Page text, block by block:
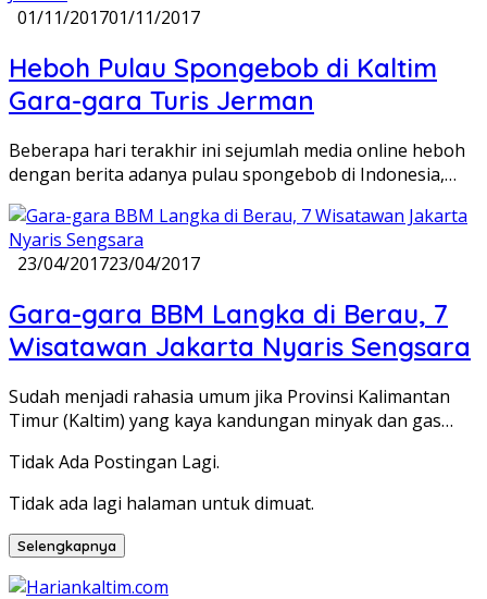
01/11/201701/11/2017
Heboh Pulau Spongebob di Kaltim
Gara-gara Turis Jerman
Beberapa hari terakhir ini sejumlah media online heboh
dengan berita adanya pulau spongebob di Indonesia,…
23/04/201723/04/2017
Gara-gara BBM Langka di Berau, 7
Wisatawan Jakarta Nyaris Sengsara
Sudah menjadi rahasia umum jika Provinsi Kalimantan
Timur (Kaltim) yang kaya kandungan minyak dan gas…
Tidak Ada Postingan Lagi.
Tidak ada lagi halaman untuk dimuat.
Selengkapnya